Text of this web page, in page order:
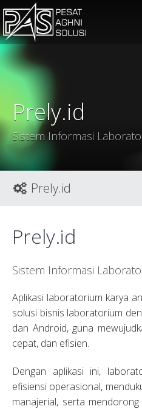
Prely.id
Sistem Informasi
Prely.id
Prely.id
Sistem Informasi
Aplikasi laboratorium karya
solusi bisnis laboratorium
dan Android, guna
cepat, dan efisien.
Dengan aplikasi ini,
efisiensi operasional,
manajerial, serta